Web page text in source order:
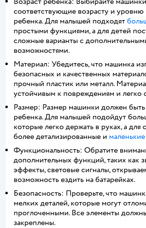
соответствующие возрасту и уровню
ребенка. Для малышей подходят
простыми функциями, а для детей
сложные варианты с
возможностями.
Материал: Убедитесь, что машинка
безопасных и качественных
прочный пластик или металл.
устойчивым к повреждениям и легко
Размер: Размер машинки должен
ребенка. Для малышей подойдут
которые легко держать в руках, а для
более детализированные и
Функциональность: Обратите
дополнительных функций, таких как
эффекты, световые сигналы,
возможность ездить на батарейках.
Безопасность: Проверьте, что
мелких деталей, которые могут
проглоченными. Все элементы
закреплены.